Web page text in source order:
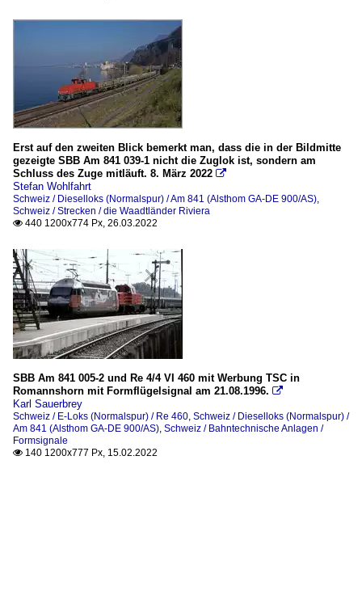
Erst auf den zweiten Blick bemerkt man, dass die in der Bildmitte
gezeigte SBB Am 841 039-1 nicht die Zuglok ist, sondern am
Schluss des Zuge mitläuft. 8. März 2022 
Stefan Wohlfahrt
Schweiz / Dieselloks (Normalspur) / Am 841 (Alsthom GA-DE 900/AS),
Schweiz / Strecken / die Waadtländer Riviera
 440 1200x774 Px, 26.03.2022
SBB Am 841 005-2 und Re 4/4 VI 460 mit Werbung TSC in
Romannshorn mit Formflügelsignal am 21.08.1996. 
Karl Sauerbrey
Schweiz / E-Loks (Normalspur) / Re 460, Schweiz / Dieselloks (Normalspur) /
Am 841 (Alsthom GA-DE 900/AS), Schweiz / Bahntechnische Anlagen /
Formsignale
 140 1200x777 Px, 15.02.2022